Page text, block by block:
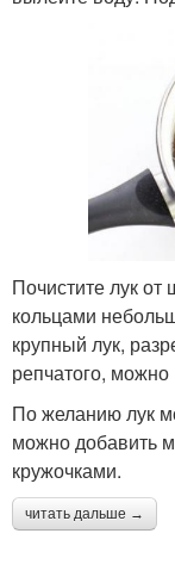
Почистите лук
кольцами
крупный лук,
репчатого,
По желанию лук
можно добавить
кружочками.
читать дальше →